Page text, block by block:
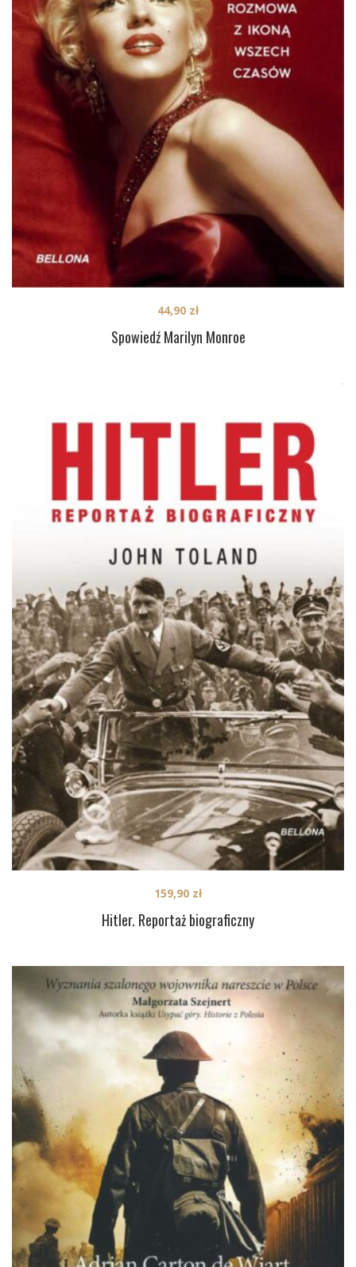
Spowiedź Marilyn Monroe
44,90 zł
Hitler. Reportaż biograficzny
159,90 zł